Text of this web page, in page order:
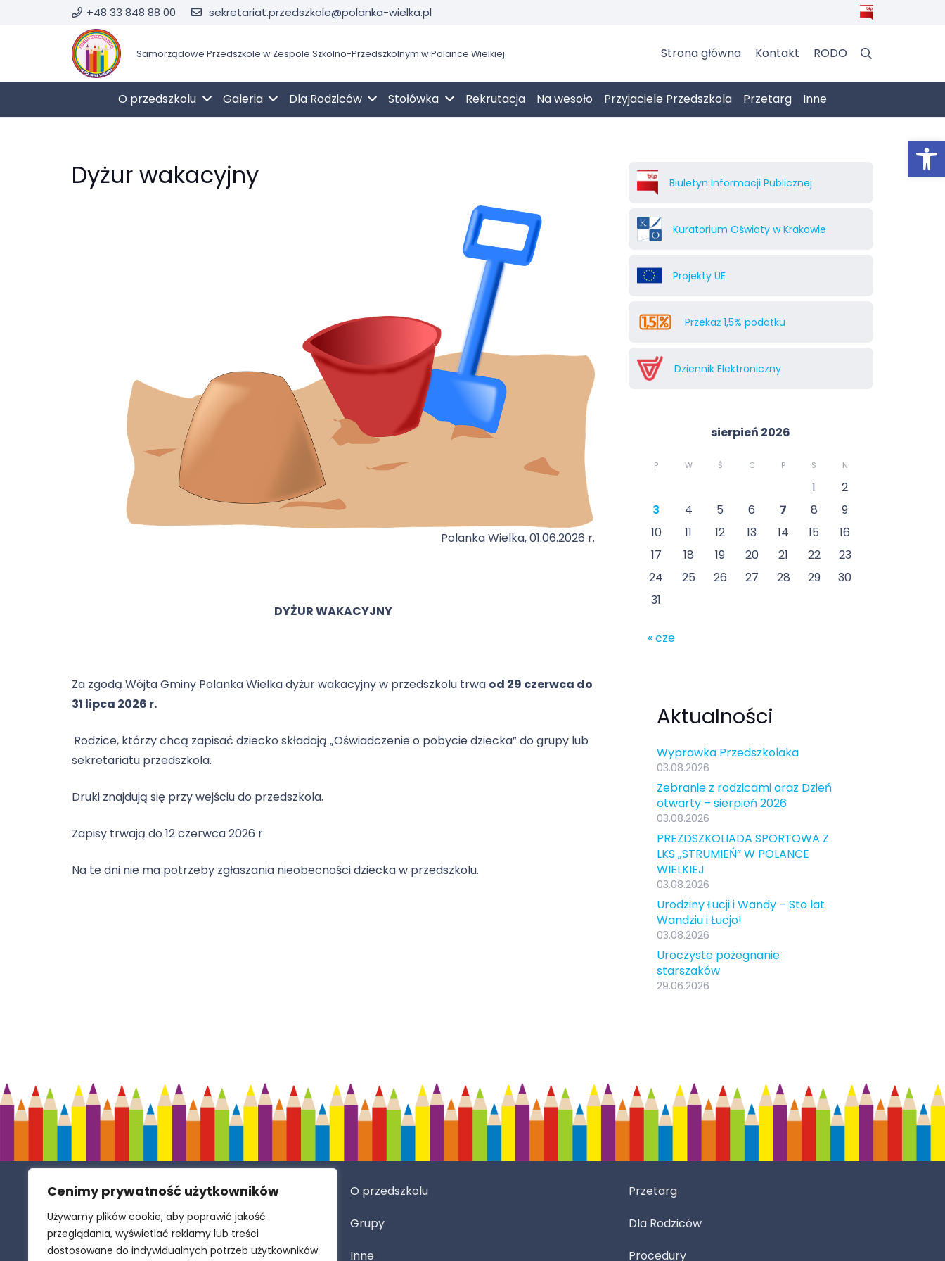
Cenimy prywatność użytkowników
Używamy plików cookie, aby poprawić jakość
przeglądania, wyświetlać reklamy lub treści
dostosowane do indywidualnych potrzeb użytkowników
+48 33 848 88 00 sekretariat.przedszkole@polanka-wielka.pl
Samorządowe Przedszkole w Zespole Szkolno-Przedszkolnym w Polance Wielkiej Strona główna Kontakt RODO
O przedszkolu Galeria Dla Rodziców Stołówka Rekrutacja Na wesoło Przyjaciele Przedszkola Przetarg Inne
Dyżur wakacyjny
Polanka Wielka, 01.06.2026 r.
DYŻUR WAKACYJNY
Za zgodą Wójta Gminy Polanka Wielka dyżur wakacyjny w przedszkolu trwa od 29 czerwca do
31 lipca 2026 r.
Rodzice, którzy chcą zapisać dziecko składają „Oświadczenie o pobycie dziecka” do grupy lub
sekretariatu przedszkola.
Druki znajdują się przy wejściu do przedszkola.
Zapisy trwają do 12 czerwca 2026 r
Na te dni nie ma potrzeby zgłaszania nieobecności dziecka w przedszkolu.
Biuletyn Informacji Publicznej
Kuratorium Oświaty w Krakowie
Projekty UE
Przekaż 1,5% podatku
Dziennik Elektroniczny
sierpień 2026
P W Ś C P S N
1
2
3
4 5 6 7 8
9
10
11 12 13 14 15
16
17
18 19 20 21 22
23
24
25 26 27 28 29
30
31
« cze
Aktualności
Wyprawka Przedszkolaka
03.08.2026
Zebranie z rodzicami oraz Dzień
otwarty – sierpień 2026
03.08.2026
PREZDSZKOLIADA SPORTOWA Z
LKS „STRUMIEŃ” W POLANCE
WIELKIEJ
03.08.2026
Urodziny Łucji i Wandy – Sto lat
Wandziu i Łucjo!
03.08.2026
Uroczyste pożegnanie
starszaków
29.06.2026
Samorządowe Przedszkole w Zespole
Szkolno-Przedszkolnym w Polance
Wielkiej
O przedszkolu
Grupy
Inne
Przetarg
Dla Rodziców
Procedury